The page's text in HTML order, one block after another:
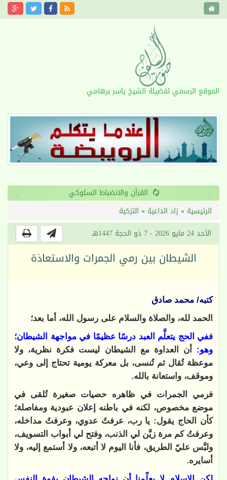
الموقع الرسمي لفضيلة الشيخ ياسر برهامي
القرآن والانضباط السلوكي ‹
›
الرئيسية » زاد الداعية » التزكية
الأحد 24 مايو 2026 - 7 ذو الحجة 1447هـ
الشيطان بين رمي الجمرات والاستعاذة
كتبه/ محمد صادق
الحمد لله، والصلاة والسلام على رسول الله، أما بعد؛
ففي الحج يتعلَّم العبد درسًا عظيمًا في مواجهة الشيطان؛
وهو:
أن العداوة مع الشيطان ليست فكرة نظرية، ولا
موعظة تُقال ثم تُنسى، بل معركة يومية تحتاج إلى وعي،
وموقف، واستعانة بالله.
فرمي الجمرات في ظاهره حصيات صغيرة تُلقى في
موضع مخصوص، لكنه في باطنه إعلان عبودية ومفاصلة؛
كأن الحاج يقول: يا رب، عرفتُ عدوي، وعرفتُ مداخله،
وعرفتُ كم مرة زيَّن لي الذنب، وفتح لي أبواب التسويف،
ولبَّس عليّ الطريق، فأنا اليوم لا أتبعه، ولا أستمع إليه، ولا
أسايره.